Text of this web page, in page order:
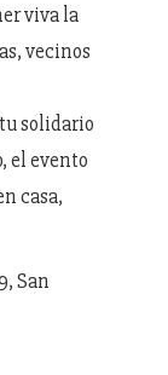
viva la
vecinos
solidario
el evento
casa,
San